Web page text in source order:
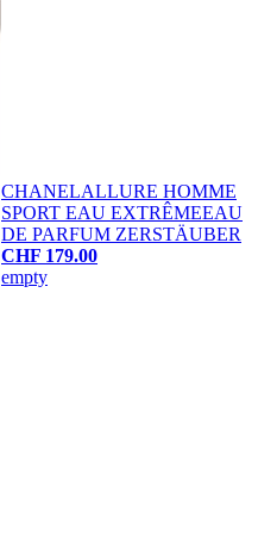
CHANELALLURE HOMME
SPORT EAU EXTRÊMEEAU
DE PARFUM ZERSTÄUBER
CHF 179.00
empty